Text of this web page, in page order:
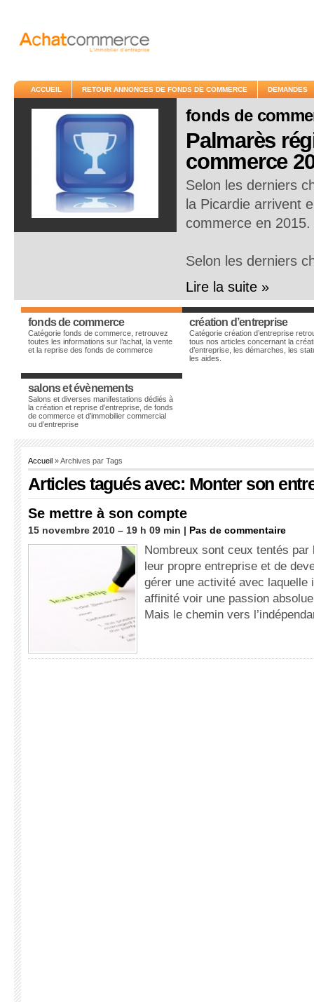
ACCUEIL RETOUR ANNONCES DE FONDS DE COMMERCE DEMANDES
fonds de
Palmarès
commerce
Selon les derniers
la Picardie arrivent
commerce en 2015.
Selon les derniers
Lire la suite »
fonds de commerce
Catégorie fonds de commerce, retrouvez
toutes les informations sur l’achat, la vente
et la reprise des fonds de commerce
création d’entreprise
Catégorie création d’entreprise
tous nos articles concernant la
d’entreprise, les démarches, les
les aides.
salons et évènements
Salons et diverses manifestations dédiés à
la création et reprise d’entreprise, de fonds
de commerce et d’immobilier commercial
ou d’entreprise
Accueil » Archives par Tags
Articles tagués avec: Monter son
Se mettre à son compte
15 novembre 2010 – 19 h 09 min | Pas de commentaire
Nombreux sont ceux tentés par
leur propre entreprise et de
gérer une activité avec laquelle
affinité voir une passion
Mais le chemin vers